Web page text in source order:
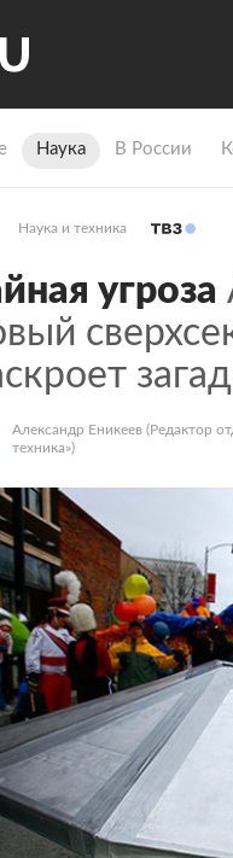
Наука В России
Наука и техника
угроза
Александр Еникеев (Редактор
техника»)